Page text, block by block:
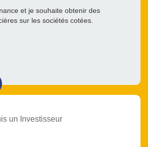
et je souhaite obtenir des
sur les sociétés cotées.
un Investisseur